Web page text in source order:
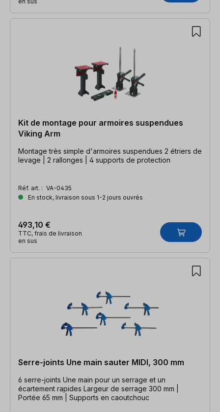
Kit de montage pour armoires suspendues
Viking Arm
Montage très simple d'armoires suspendues 2 étriers de
levage | 2 rallonges | 4 supports de protection
Réf. art. : VA-0435
En stock, livraison sous 1-2 jours ouvrés
493,10 €
TTC, frais de livraison
en sus
Serre-joints Une main sauter MIDI, 300 mm
6 serre-joints Une main pour un serrage et un
écartement rapides Largeur de serrage 300 mm |
Portée 65 mm | Supports en caoutchouc